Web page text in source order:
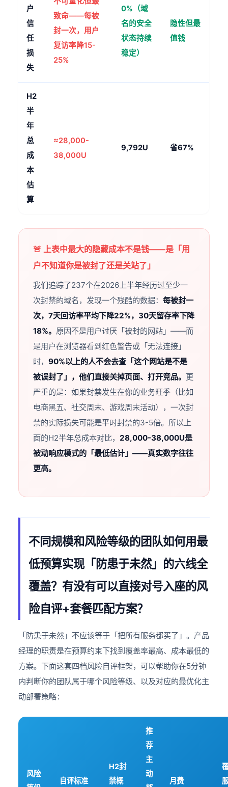
户
信
任
损
失
致命——每被
封一次，用户
复访率降15-
25%
0%（域
名的安全
状态持续
稳定）
隐性但最
值钱
H2
半
年
总
成
本
估
算
≈28,000-
38,000U
9,792U 省67%
🚨 上表中最大的隐藏成本不是钱——是「用
户不知道你是被封了还是关站了」
我们追踪了237个在2026上半年经历过至少一
次封禁的域名，发现一个残酷的数据：每被封一
次，7天回访率平均下降22%，30天留存率下降
18%。 原因不是用户讨厌「被封的网站」——而
是用户在浏览器看到红色警告或「无法连接」
时，90%以上的人不会去查「这个网站是不是
被误封了」，他们直接关掉页面、打开竞品。 更
严重的是：如果封禁发生在你的业务旺季（比如
电商黑五、社交周末、游戏周末活动），一次封
禁的实际损失可能是平时封禁的3-5倍。所以上
面的H2半年总成本对比，28,000-38,000U是
被动响应模式的「最低估计」——真实数字往往
更高。
不同规模和风险等级的团队如何用最
低预算实现「防患于未然」的六线全
覆盖？有没有可以直接对号入座的风
险自评+套餐匹配方案？
「防患于未然」不应该等于「把所有服务都买了」。产品
经理的职责是在预算约束下找到覆盖率最高、成本最低的
方案。下面这套四档风险自评框架，可以帮助你在5分钟
内判断你的团队属于哪个风险等级、以及对应的最优化主
动部署策略：
风险
自评标准
H2封
禁概
推
荐
主
动
月费